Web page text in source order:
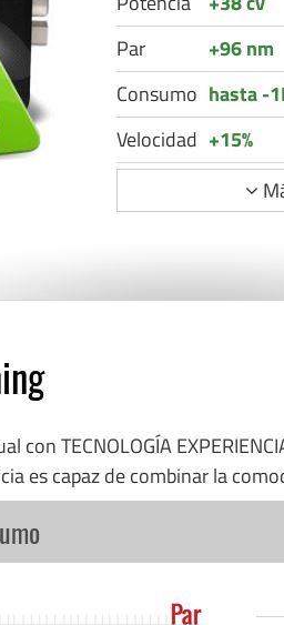
Par
+96 nm
Consumo hasta -
Velocidad +15%
con TECNOLOGÍA
es capaz de combinar la